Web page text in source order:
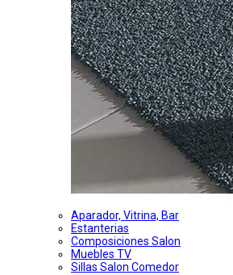
Aparador, Vitrina, Bar
Estanterias
Composiciones Salon
Muebles TV
Sillas Salon Comedor